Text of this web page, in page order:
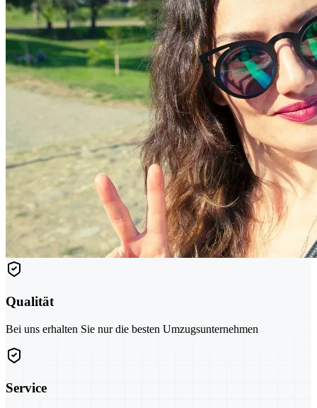
Qualität
Bei uns erhalten Sie nur die besten Umzugsunternehmen
Service